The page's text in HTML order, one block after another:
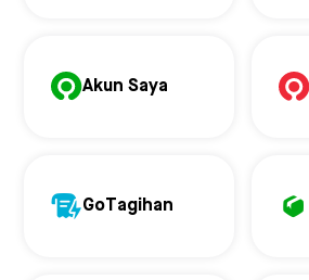
Akun Saya
GoTagihan